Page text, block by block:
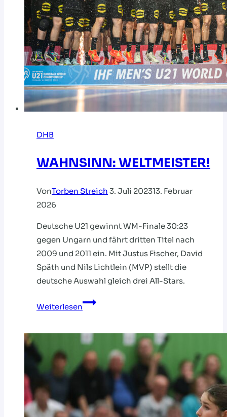
DHB
WAHNSINN: WELTMEISTER!
VonTorben Streich 3. Juli 202313. Februar
2026
Deutsche U21 gewinnt WM-Finale 30:23
gegen Ungarn und fährt dritten Titel nach
2009 und 2011 ein. Mit Justus Fischer, David
Späth und Nils Lichtlein (MVP) stellt die
deutsche Auswahl gleich drei All-Stars.
Weiterlesen
WAHNSINN: